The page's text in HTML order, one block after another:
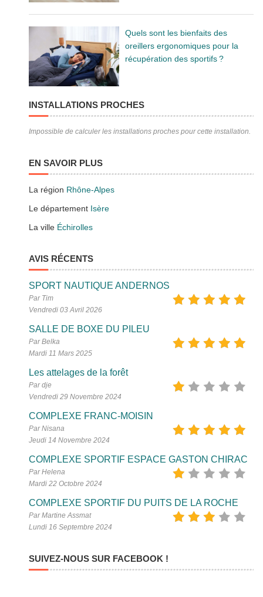
Quels sont les bienfaits des
oreillers ergonomiques pour la
récupération des sportifs ?
INSTALLATIONS PROCHES
Impossible de calculer les installations proches pour cette installation.
EN SAVOIR PLUS
La région Rhône-Alpes
Le département Isère
La ville Échirolles
AVIS RÉCENTS
SPORT NAUTIQUE ANDERNOS
Par Tim
Vendredi 03 Avril 2026
SALLE DE BOXE DU PILEU
Par Belka
Mardi 11 Mars 2025
Les attelages de la forêt
Par dje
Vendredi 29 Novembre 2024
COMPLEXE FRANC-MOISIN
Par Nisana
Jeudi 14 Novembre 2024
COMPLEXE SPORTIF ESPACE GASTON CHIRAC
Par Helena
Mardi 22 Octobre 2024
COMPLEXE SPORTIF DU PUITS DE LA ROCHE
Par Martine Assmat
Lundi 16 Septembre 2024
SUIVEZ-NOUS SUR FACEBOOK !